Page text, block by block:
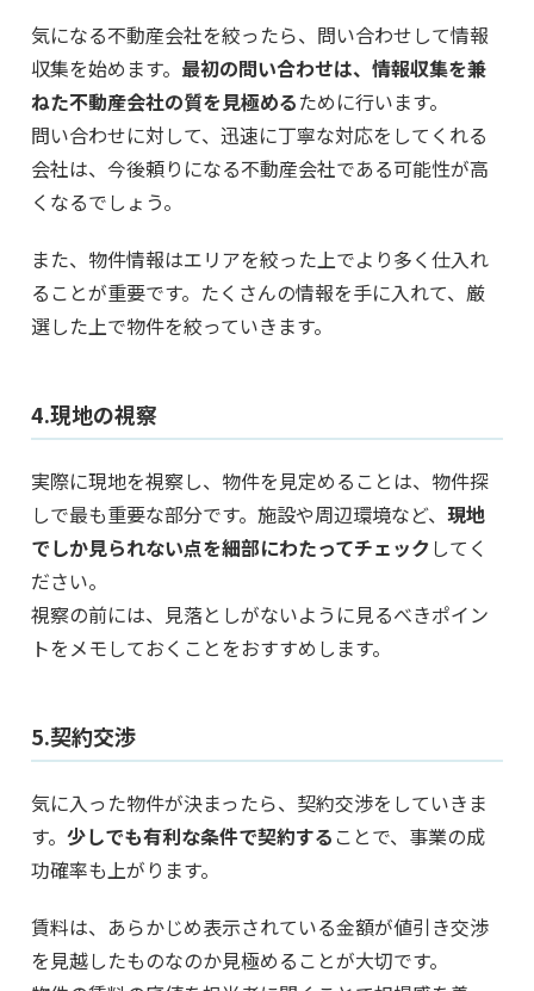
気になる不動産会社を絞ったら、問い合わせして情報
収集を始めます。 最初の問い合わせは、情報収集を兼
ねた不動産会社の質を見極めるために行います。
問い合わせに対して、迅速に丁寧な対応をしてくれる
会社は、今後頼りになる不動産会社である可能性が高
くなるでしょう。
また、物件情報はエリアを絞った上でより多く仕入れ
ることが重要です。たくさんの情報を手に入れて、厳
選した上で物件を絞っていきます。
4.現地の視察
実際に現地を視察し、物件を見定めることは、物件探
しで最も重要な部分です。施設や周辺環境など、 現地
でしか見られない点を細部にわたってチェックしてく
ださい。
視察の前には、見落としがないように見るべきポイン
トをメモしておくことをおすすめします。
5.契約交渉
気に入った物件が決まったら、契約交渉をしていきま
す。 少しでも有利な条件で契約する ことで、事業の成
功確率も上がります。
賃料は、あらかじめ表示されている金額が値引き交渉
を見越したものなのか見極めることが大切です。